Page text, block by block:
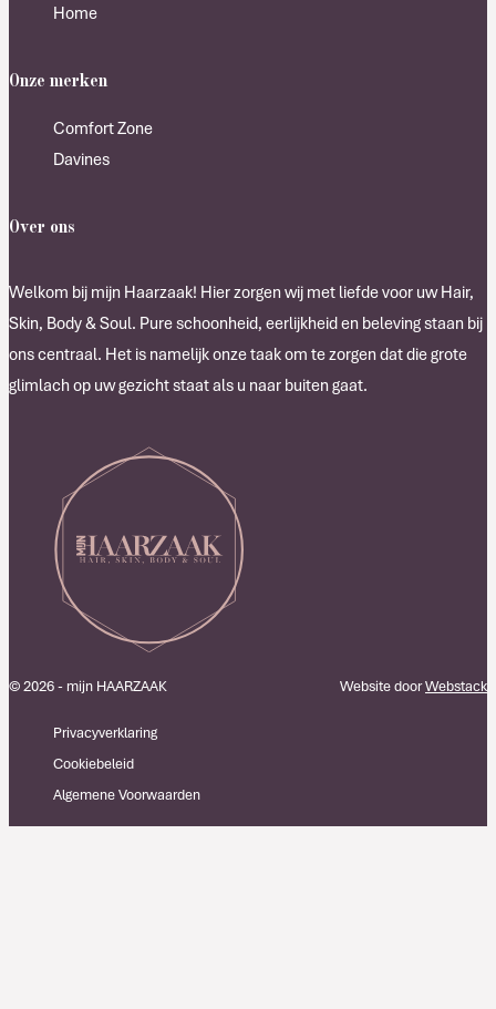
Home
Onze merken
Comfort Zone
Davines
Over ons
Welkom bij mijn Haarzaak! Hier zorgen wij met liefde voor uw Hair,
Skin, Body & Soul. Pure schoonheid, eerlijkheid en beleving staan bij
ons centraal. Het is namelijk onze taak om te zorgen dat die grote
glimlach op uw gezicht staat als u naar buiten gaat.
© 2026 - mijn HAARZAAK
Privacyverklaring
Cookiebeleid
Algemene Voorwaarden
Website doorWebstack